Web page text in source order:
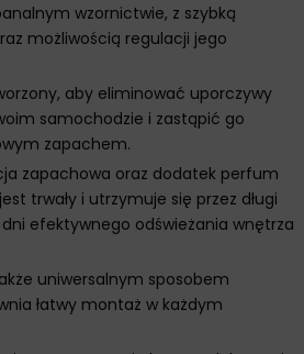
wzornictwie, z szybką
możliwością regulacji jego
aby eliminować uporczywy
samochodzie i zastąpić go
zapachem.
zapachowa oraz dodatek perfum
trwały i utrzymuje się przez długi
efektywnego odświeżania wnętrza
uniwersalnym sposobem
łatwy montaż w każdym